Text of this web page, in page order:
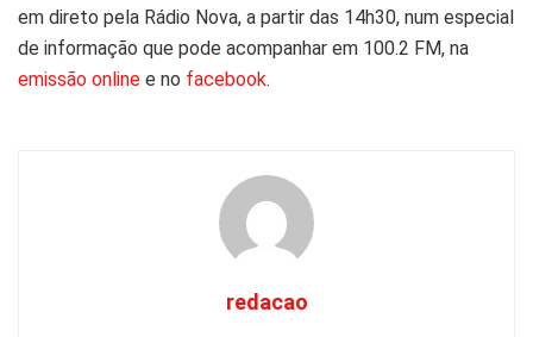
em direto pela Rádio Nova, a partir das 14h30, num especial
de informação que pode acompanhar em 100.2 FM, na
emissão online e no facebook.
redacao